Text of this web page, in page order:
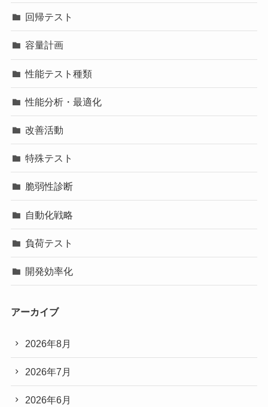
回帰テスト
容量計画
性能テスト種類
性能分析・最適化
改善活動
特殊テスト
脆弱性診断
自動化戦略
負荷テスト
開発効率化
アーカイブ
2026年8月
2026年7月
2026年6月